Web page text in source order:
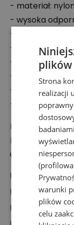
- materiał: nylon
- wysoka
- komora
- wewnętrzna
- liczne
- zewnętrzna
- skórzane
- regulowane
Podmiot
EXXO
Sp. z o.o.
ul. Uczniowska
Marka
Rodzaj :
Dla kogo:Dla
plików
Strona
realizacji
warunki
plików
celu